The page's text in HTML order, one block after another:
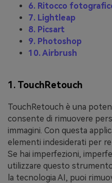
6. Ritocco
7. Lightleap
8. Picsart
9. Photoshop
10. Airbrush
1. TouchRetouch
TouchRetouch è una
consente di rimuovere
immagini. Con questa
elementi indesiderati per
Se hai imperfezioni,
utilizzare questo
la tecnologia AI, puoi